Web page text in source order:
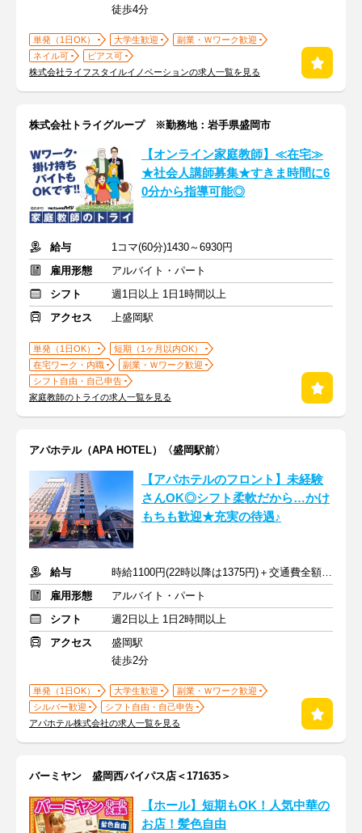
徒歩4分
単発（1日OK） 大学生歓迎
副業・Ｗワーク歓迎
ネイル可
ピアス可
株式会社ライフスタイルイノベーションの求人一覧を見る
株式会社トライグループ ※勤務地：岩手県盛岡市
【オンライン家庭教師】≪在宅≫
★社会人講師募集★すきま時間に6
0分から指導可能◎
給与
1コマ(60分)1430～6930円
雇用形態
アルバイト・パート
シフト
週1日以上 1日1時間以上
アクセス
上盛岡駅
単発（1日OK）
短期（1ヶ月以内OK）
在宅ワーク・内職
副業・Ｗワーク歓迎
シフト自由・自己申告
家庭教師のトライの求人一覧を見る
アパホテル（APA HOTEL）〈盛岡駅前〉
【アパホテルのフロント】未経験
さんOK◎シフト柔軟だから…かけ
もちも歓迎★充実の待遇♪
給与
時給1100円(22時以降は1375円)＋交通費全額支給
雇用形態
アルバイト・パート
シフト
週2日以上 1日2時間以上
アクセス
盛岡駅
徒歩2分
単発（1日OK） 大学生歓迎
副業・Ｗワーク歓迎
シルバー歓迎
シフト自由・自己申告
アパホテル株式会社の求人一覧を見る
バーミヤン 盛岡西バイパス店＜171635＞
【ホール】短期もOK！人気中華の
お店！髪色自由